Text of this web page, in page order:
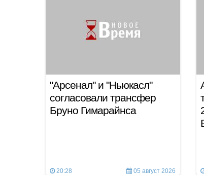
"Арсенал" и "Ньюкасл"
согласовали трансфер
Бруно Гимарайнса
20:28 05 август 2026